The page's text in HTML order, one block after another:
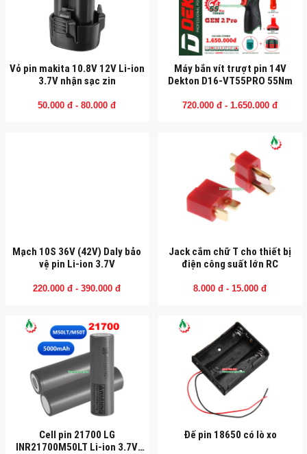
Vỏ pin makita 10.8V 12V Li-ion
3.7V nhận sạc zin
50.000 đ - 80.000 đ
Máy bắn vít trượt pin 14V
Dekton D16-VT55PRO 55Nm
720.000 đ - 1.650.000 đ
Mạch 10S 36V (42V) Daly bảo
vệ pin Li-ion 3.7V
220.000 đ - 390.000 đ
Jack cắm chữ T cho thiết bị
điện công suất lớn RC
8.000 đ - 15.000 đ
Cell pin 21700 LG
INR21700M50LT Li-ion 3.7V
Đế pin 18650 có lò xo